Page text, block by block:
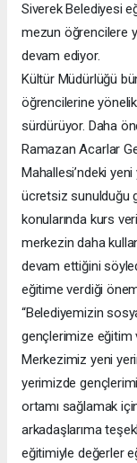
Siverek Belediyesi
mezun öğrencilere
devam ediyor.
Kültür Müdürlüğü
öğrencilerine yönelik
sürdürüyor. Daha
Ramazan Acarlar
Mahallesi’ndeki
ücretsiz sunulduğu
konularında kurs
merkezin daha
devam ettiğini
eğitime verdiği
“Belediyemizin
gençlerimize eğitim
Merkezimiz yeni
yerimizde
ortamı sağlamak
arkadaşlarıma
eğitimiyle değerler